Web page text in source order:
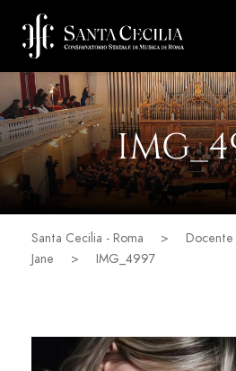
Santa Cecilia - Roma > Docente
Jane
> IMG_4997